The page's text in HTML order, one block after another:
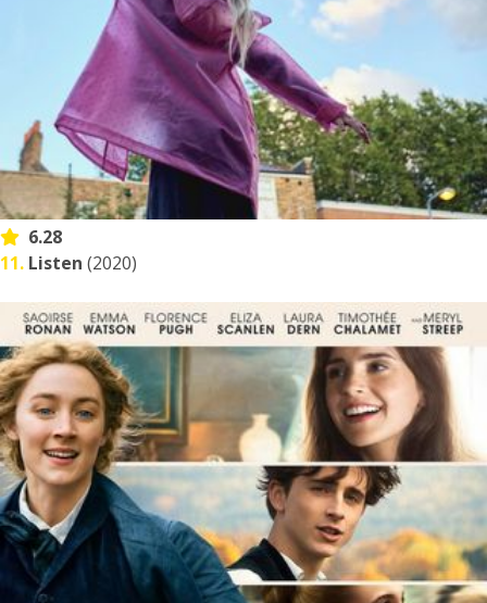
6.28
11. Listen (2020)